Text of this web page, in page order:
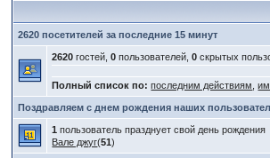
2620 посетителей за последние 15 минут
2620 гостей,0 пользователей,0 скрытых
Полный список по: последним действиям ,
Поздравляем с днем рождения наших
1 пользователь празднует свой день рождения
Вале джуг(51)